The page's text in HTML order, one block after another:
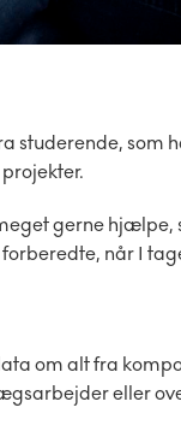
studerende, som
gerne hjælpe,
når I
om alt fra
eller